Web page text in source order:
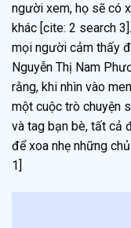
người xem, họ sẽ có
khác [cite: 2 search
mọi người cảm thấy
Nguyễn Thị Nam
rằng, khi nhìn vào
một cuộc trò chuyện
và tag bạn bè, tất cả
để xoa nhẹ những
1]